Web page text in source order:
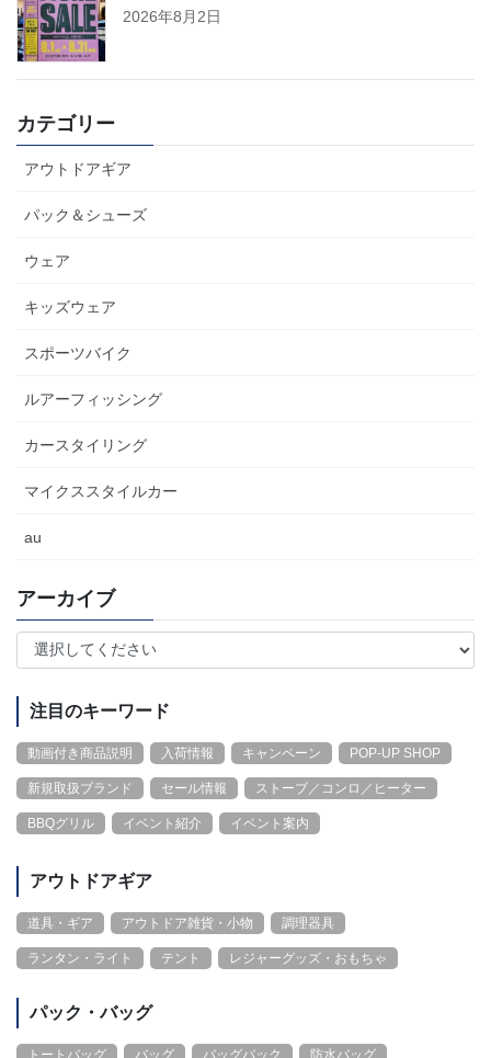
2026年8月2日
カテゴリー
アウトドアギア
パック＆シューズ
ウェア
キッズウェア
スポーツバイク
ルアーフィッシング
カースタイリング
マイクススタイルカー
au
アーカイブ
注目のキーワード
動画付き商品説明 入荷情報 キャンペーン POP-UP SHOP
新規取扱ブランド セール情報 ストーブ／コンロ／ヒーター
BBQグリル イベント紹介 イベント案内
アウトドアギア
道具・ギア アウトドア雑貨・小物 調理器具
ランタン・ライト テント レジャーグッズ・おもちゃ
パック・バッグ
トートバッグ バッグ バッグパック 防水バッグ